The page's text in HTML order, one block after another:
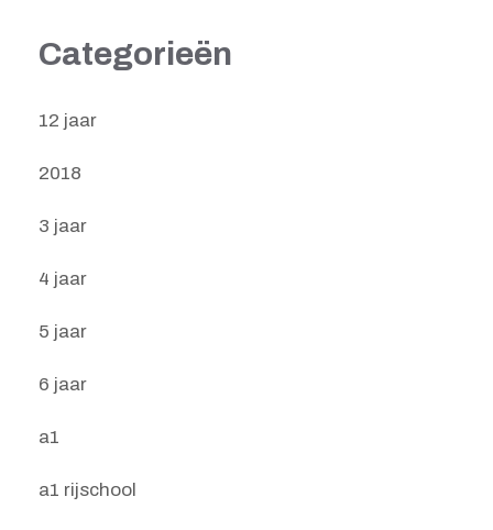
Categorieën
12 jaar
2018
3 jaar
4 jaar
5 jaar
6 jaar
a1
a1 rijschool